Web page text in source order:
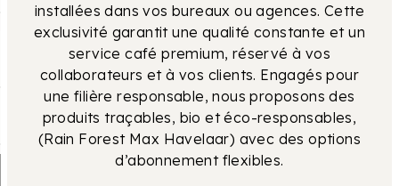
installées dans vos bureaux ou agences. Cette
exclusivité garantit une qualité constante et un
service café premium, réservé à vos
collaborateurs et à vos clients. Engagés pour
une filière responsable, nous proposons des
produits traçables, bio et éco-responsables,
(Rain Forest Max Havelaar) avec des options
d’abonnement flexibles.